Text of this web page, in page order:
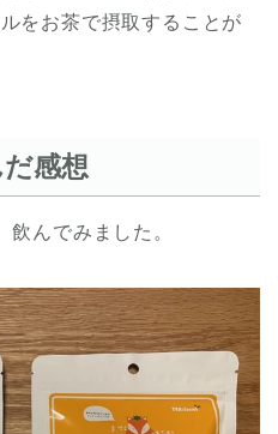
をお茶で摂取することが
感想
んでみました。